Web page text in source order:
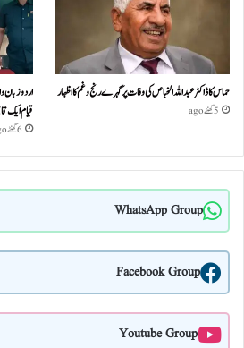
حماس کا ڈاکٹر عبداللہ الخباص کی وفات پر گہرے رنج وغم کااظہار
5 گھنٹے ago
اردو
قیام ایک
6 گھنٹے ago
WhatsApp Group
Facebook Group
Youtube Group